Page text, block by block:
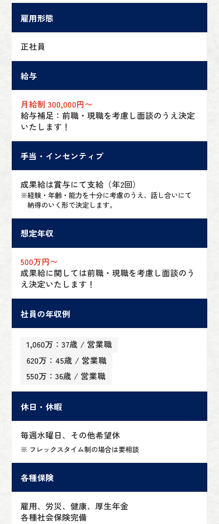
雇用形態
正社員
給与
月給制 300,000円〜
給与補足：前職・現職を考慮し面談のうえ決定
いたします！
手当・インセンティブ
成果給は賞与にて支給（年2回）
※経験・年齢・能力を十分に考慮のうえ、話し合いにて
納得のいく形で決定します。
想定年収
500万円〜
成果給に関しては前職・現職を考慮し面談のう
え決定いたします！
社員の年収例
1,060万：37歳 / 営業職
620万：45歳 / 営業職
550万：36歳 / 営業職
休日・休暇
毎週水曜日、その他希望休
※ フレックスタイム制の場合は要相談
各種保険
雇用、労災、健康、厚生年金
各種社会保険完備